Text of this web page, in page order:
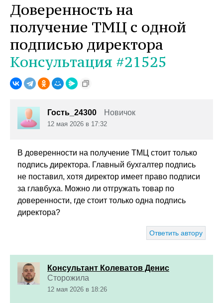
Доверенность на
получение ТМЦ с одной
подписью директора
Консультация #21525
Гость_24300 Новичок
12 мая 2026 в 17:32
В доверенности на получение ТМЦ стоит только
подпись директора. Главный бухгалтер подпись
не поставил, хотя директор имеет право подписи
за главбуха. Можно ли отгружать товар по
доверенности, где стоит только одна подпись
директора?
Ответить автору
Консультант Колеватов Денис
Сторожила
12 мая 2026 в 18:26